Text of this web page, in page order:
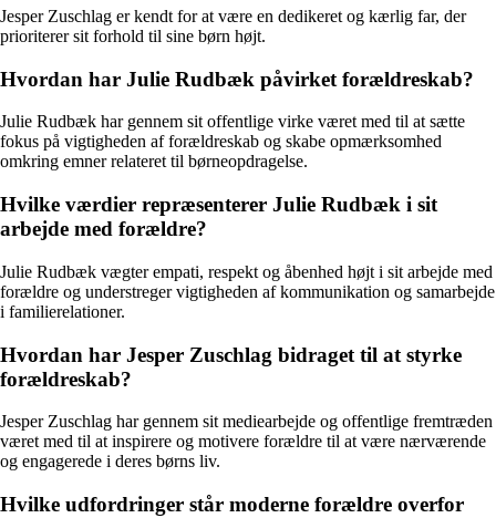
Jesper Zuschlag er kendt for at være en dedikeret og kærlig far, der
prioriterer sit forhold til sine børn højt.
Hvordan har Julie Rudbæk påvirket forældreskab?
Julie Rudbæk har gennem sit offentlige virke været med til at sætte
fokus på vigtigheden af forældreskab og skabe opmærksomhed
omkring emner relateret til børneopdragelse.
Hvilke værdier repræsenterer Julie Rudbæk i sit
arbejde med forældre?
Julie Rudbæk vægter empati, respekt og åbenhed højt i sit arbejde med
forældre og understreger vigtigheden af kommunikation og samarbejde
i familierelationer.
Hvordan har Jesper Zuschlag bidraget til at styrke
forældreskab?
Jesper Zuschlag har gennem sit mediearbejde og offentlige fremtræden
været med til at inspirere og motivere forældre til at være nærværende
og engagerede i deres børns liv.
Hvilke udfordringer står moderne forældre overfor